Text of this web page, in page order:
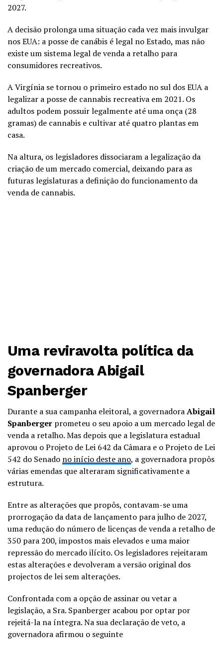
2027.
A decisão prolonga uma situação cada vez mais invulgar
nos EUA: a posse de canábis é legal no Estado, mas não
existe um sistema legal de venda a retalho para
consumidores recreativos.
A Virgínia se tornou o primeiro estado no sul dos EUA a
legalizar a posse de cannabis recreativa em 2021. Os
adultos podem possuir legalmente até uma onça (28
gramas) de cannabis e cultivar até quatro plantas em
casa.
Na altura, os legisladores dissociaram a legalização da
criação de um mercado comercial, deixando para as
futuras legislaturas a definição do funcionamento da
venda de cannabis.
Uma reviravolta política da
governadora Abigail
Spanberger
Durante a sua campanha eleitoral, a governadoraAbigail
Spanberger prometeu o seu apoio a um mercado legal de
venda a retalho. Mas depois que a legislatura estadual
aprovou o Projeto de Lei 642 da Câmara e o Projeto de Lei
542 do Senado no início deste ano, a governadora propôs
várias emendas que alteraram significativamente a
estrutura.
Entre as alterações que propôs, contavam-se uma
prorrogação da data de lançamento para julho de 2027,
uma redução do número de licenças de venda a retalho de
350 para 200, impostos mais elevados e uma maior
repressão do mercado ilícito. Os legisladores rejeitaram
estas alterações e devolveram a versão original dos
projectos de lei sem alterações.
Confrontada com a opção de assinar ou vetar a
legislação, a Sra. Spanberger acabou por optar por
rejeitá-la na íntegra. Na sua declaração de veto, a
governadora afirmou o seguinte